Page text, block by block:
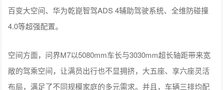
百变大空间、华为乾崑智驾ADS 4辅助驾驶系统、全维防碰撞
4.0等超强配置。
空间方面，问界M7以5080mm车长与3030mm超长轴距带来宽
敞的驾乘空间，让满员出行也不显拥挤，大五座、享六座灵活
布局，满足了不同规模家庭的多元需求。并且，车辆三排均配